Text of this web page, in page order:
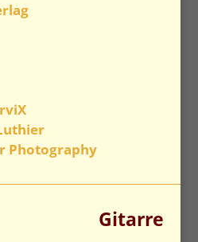
Photography
Gitarre